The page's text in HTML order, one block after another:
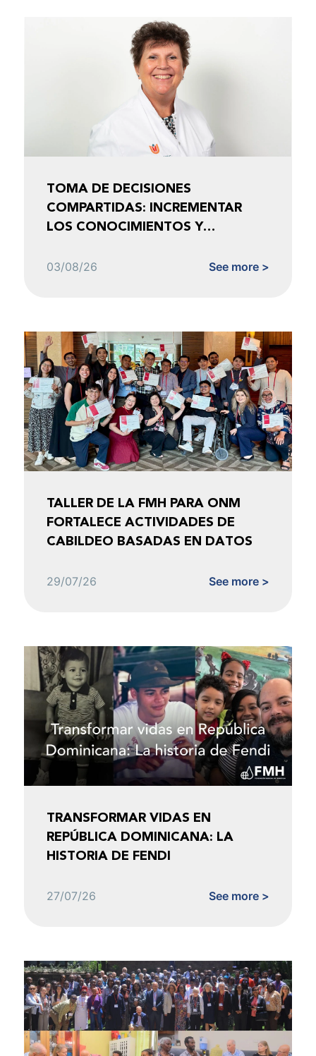
TOMA DE DECISIONES
COMPARTIDAS: INCREMENTAR
LOS CONOCIMIENTOS Y
03/08/26 See more >
TALLER DE LA FMH PARA ONM
FORTALECE ACTIVIDADES DE
CABILDEO BASADAS EN DATOS
29/07/26 See more >
TRANSFORMAR VIDAS EN
REPÚBLICA DOMINICANA: LA
HISTORIA DE FENDI
27/07/26 See more >